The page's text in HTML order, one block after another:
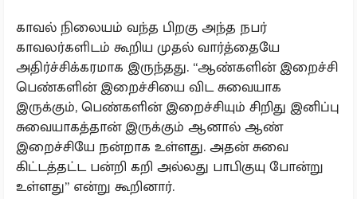
காவல் நிலையம் வந்த பிறகு அந்த நபர்
காவலர்களிடம் கூறிய முதல் வார்த்தையே
அதிர்ச்சிக்கரமாக இருந்தது. “ஆண்களின் இறைச்சி
பெண்களின் இறைச்சியை விட சுவையாக
இருக்கும், பெண்களின் இறைச்சியும் சிறிது இனிப்பு
சுவையாகத்தான் இருக்கும் ஆனால் ஆண்
இறைச்சியே நன்றாக உள்ளது. அதன் சுவை
கிட்டத்தட்ட பன்றி கறி அல்லது பாபிகுயு போன்று
உள்ளது” என்று கூறினார்.